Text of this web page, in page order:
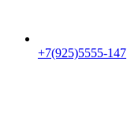
+7(925)5555-147